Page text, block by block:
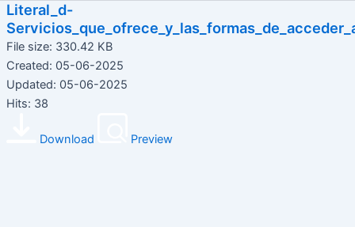
Literal_d-
File size: 330.42 KB
Created: 05-06-2025
Updated: 05-06-2025
Hits: 38
Download Preview